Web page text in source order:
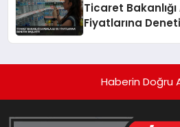
Ticaret
Fiyatlarına
Haberin Doğru